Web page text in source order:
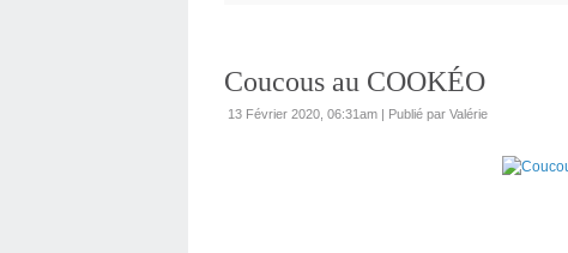
Coucous au COOKÉO
13 Février 2020, 06:31am | Publié par Valérie